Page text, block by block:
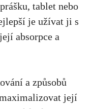
tablet nebo
je užívat ji s
absorpce a
a způsobů
její